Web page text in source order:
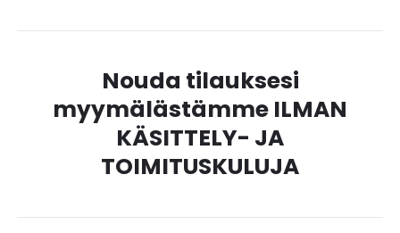
Nouda tilauksesi
myymälästämme ILMAN
KÄSITTELY- JA
TOIMITUSKULUJA